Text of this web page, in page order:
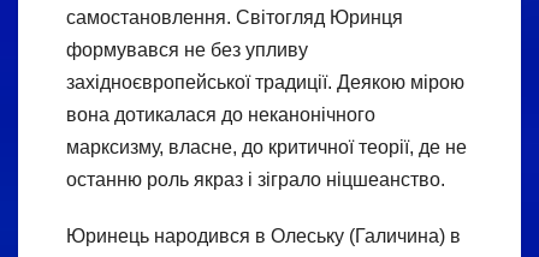
самостановлення. Світогляд Юринця
формувався не без упливу
західноєвропейської традиції. Деякою мірою
вона дотикалася до неканонічного
марксизму, власне, до критичної теорії, де не
останню роль якраз і зіграло ніцшеанство.
Юринець народився в Олеську (Галичина) в